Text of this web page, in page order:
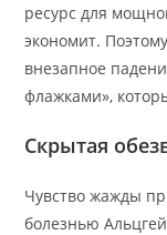
ресурс для
экономит.
внезапное
флажками»,
Скрытая
Чувство жажды
болезнью